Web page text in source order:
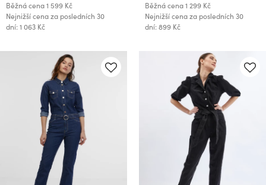
Běžná cena1 599 Kč
Nejnižší cena za posledních 30
dní: 1 063 Kč
Běžná cena1 299 Kč
Nejnižší cena za posledních 30
dní: 899 Kč